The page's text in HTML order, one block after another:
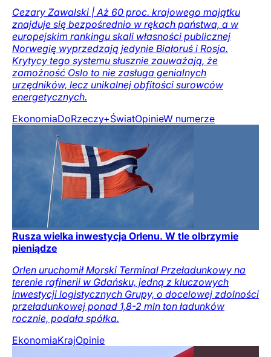
Cezary Zawalski | Aż 60 proc. krajowego majątku
znajduje się bezpośrednio w rękach państwa, a w
europejskim rankingu skali własności publicznej
Norwegię wyprzedzają jedynie Białoruś i Rosja.
Krytycy tego systemu słusznie zauważają, że
zamożność Oslo to nie zasługa genialnych
urzędników, lecz unikalnej obfitości surowców
energetycznych.
EkonomiaDoRzeczy+ŚwiatOpinieW numerze
Rusza wielka inwestycja Orlenu. W tle olbrzymie
pieniądze
Orlen uruchomił Morski Terminal Przeładunkowy na
terenie rafinerii w Gdańsku, jedną z kluczowych
inwestycji logistycznych Grupy, o docelowej zdolności
przeładunkowej ponad 1,8-2 mln ton ładunków
rocznie, podała spółka.
EkonomiaKrajOpinie